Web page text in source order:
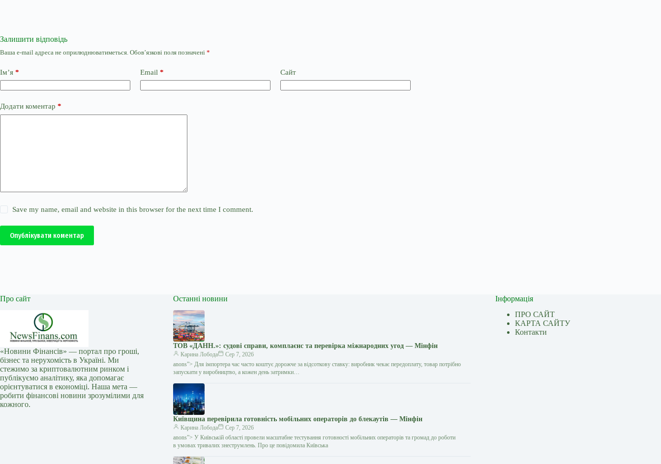
Залишити відповідь
Ваша e-mail адреса не оприлюднюватиметься. Обов’язкові поля позначені *
Ім’я * Email * Сайт
Додати коментар *
Save my name, email and website in this browser for the next time I comment.
Опублікувати коментар
Про сайт
«Новини Фінансів» — портал про гроші,
бізнес та нерухомість в Україні. Ми
стежимо за криптовалютним ринком і
публікуємо аналітику, яка допомагає
орієнтуватися в економіці. Наша мета —
робити фінансові новини зрозумілими для
кожного.
Останні новини
ТОВ «ДАНН.»: судові справи, комплаєнс та перевірка міжнародних угод — Мінфін
Карина Лобода
Сер 7, 2026
anons”> Для імпортера час часто коштує дорожче за відсоткову ставку: виробник чекає передоплату, товар потрібно
запускати у виробництво, а кожен день затримки…
Київщина перевірила готовність мобільних операторів до блекаутів — Мінфін
Карина Лобода
Сер 7, 2026
anons”> У Київській області провели масштабне тестування готовності мобільних операторів та громад до роботи
в умовах тривалих знеструмлень. Про це повідомила Київська
Інформація
ПРО САЙТ
КАРТА САЙТУ
Контакти